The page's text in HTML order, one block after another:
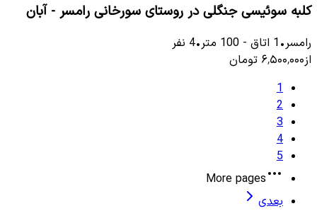
کلبه سوئیسی جنگلی در روستای سورخانی رامسر - آبان
رامسر•
1 اتاق -
100 متر•
4 نفر
از۶٬۵۰۰٬۰۰۰ تومان
1
2
3
4
5
More pages
بعدی